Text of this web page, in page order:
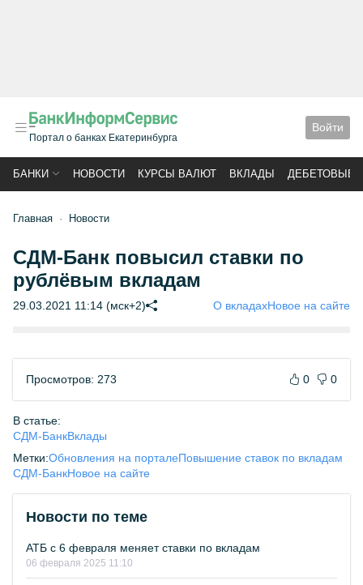
Портал о банках Екатеринбурга
Войти
БАНКИ НОВОСТИ КУРСЫ ВАЛЮТ ВКЛАДЫ ДЕБЕТОВЫЕ
Главная Новости
СДМ-Банк повысил ставки по
рублёвым вкладам
29.03.2021 11:14 (мск+2) О вкладахНовое на сайте
Просмотров: 273 0 0
В статье:
СДМ-БанкВклады
Метки:Обновления на порталеПовышение ставок по вкладам
СДМ-БанкНовое на сайте
Новости по теме
АТБ с 6 февраля меняет ставки по вкладам
06 февраля 2025 11:10